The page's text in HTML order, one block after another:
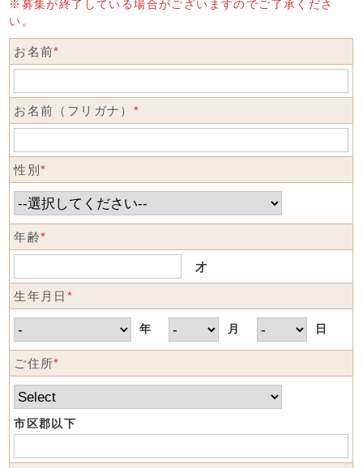
※募集が終了している場合がございますのでご了承くださ
い。
お名前*
お名前（フリガナ） *
性別*
年齢*
才
生年月日 *
年 月 日
ご住所*
市区郡以下